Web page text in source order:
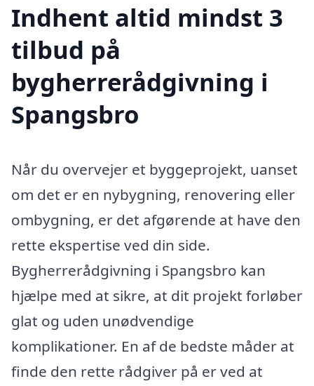
Indhent altid mindst 3
tilbud på
bygherrerådgivning i
Spangsbro
Når du overvejer et byggeprojekt, uanset
om det er en nybygning, renovering eller
ombygning, er det afgørende at have den
rette ekspertise ved din side.
Bygherrerådgivning i Spangsbro kan
hjælpe med at sikre, at dit projekt forløber
glat og uden unødvendige
komplikationer. En af de bedste måder at
finde den rette rådgiver på er ved at